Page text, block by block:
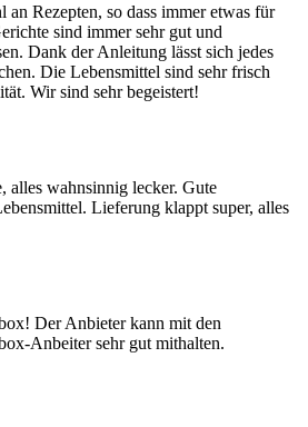
an Rezepten, so dass immer etwas für
sind immer sehr gut und
Dank der Anleitung lässt sich jedes
Die Lebensmittel sind sehr frisch
Wir sind sehr begeistert!
alles wahnsinnig lecker. Gute
Lieferung klappt super, alles
Der Anbieter kann mit den
Anbeiter sehr gut mithalten.